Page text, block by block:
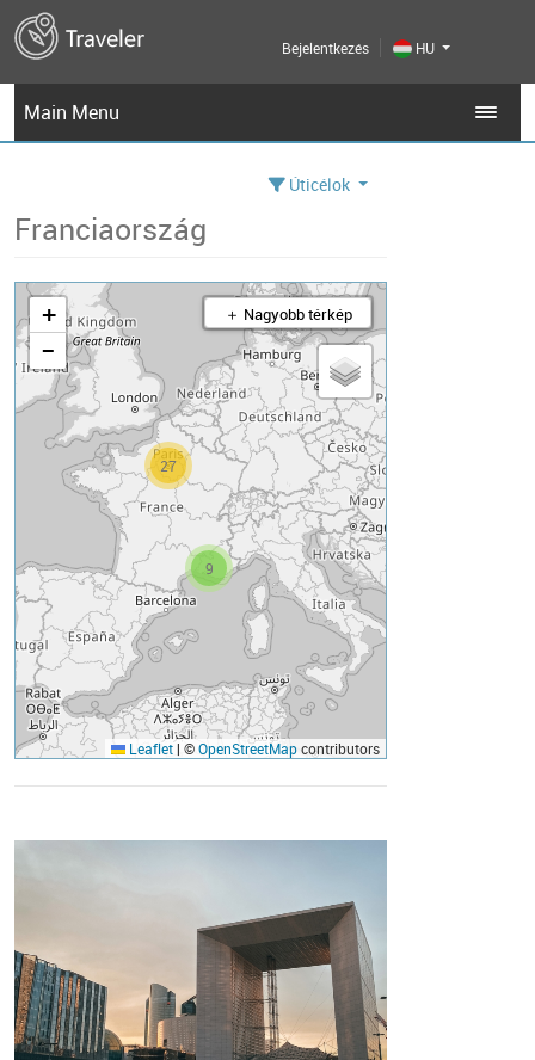
Bejelentkezés HU
Main Menu
Úticélok
Franciaország
9
27
+
−
＋ Nagyobb térkép
Leaflet| ©OpenStreetMapcontributors